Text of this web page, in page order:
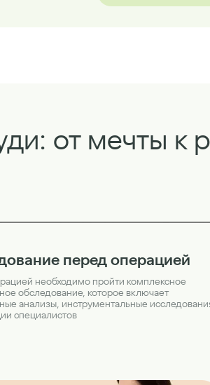
от мечты к
перед операцией
необходимо пройти комплексное
обследование, которое включает
анализы, инструментальные
специалистов